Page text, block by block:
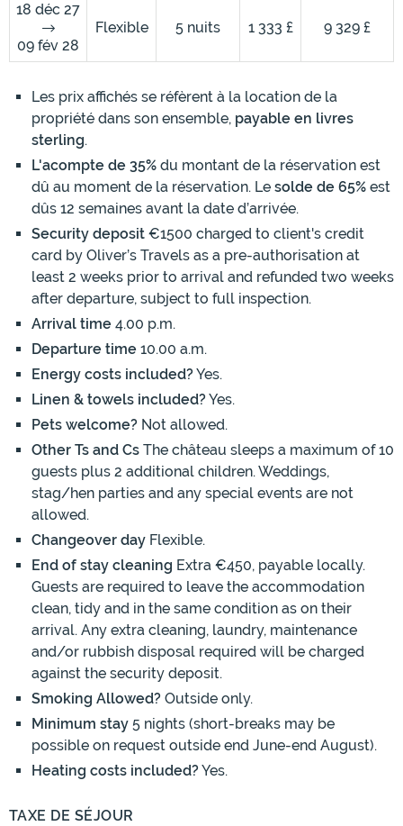
18 déc 27
09 fév 28
Flexible 5 nuits 1 333 £ 9 329 £
Les prix affichés se réfèrent à la location de la
propriété dans son ensemble, payable en livres
sterling.
L'acompte de 35% du montant de la réservation est
dû au moment de la réservation. Le solde de 65% est
dûs 12 semaines avant la date d’arrivée.
Security deposit €1500 charged to client's credit
card by Oliver’s Travels as a pre-authorisation at
least 2 weeks prior to arrival and refunded two weeks
after departure, subject to full inspection.
Arrival time 4.00 p.m.
Departure time 10.00 a.m.
Energy costs included?Yes.
Linen & towels included?Yes.
Pets welcome? Not allowed.
Other Ts and Cs The château sleeps a maximum of 10
guests plus 2 additional children. Weddings,
stag/hen parties and any special events are not
allowed.
Changeover day Flexible.
End of stay cleaning Extra €450, payable locally.
Guests are required to leave the accommodation
clean, tidy and in the same condition as on their
arrival. Any extra cleaning, laundry, maintenance
and/or rubbish disposal required will be charged
against the security deposit.
Smoking Allowed? Outside only.
Minimum stay 5 nights (short-breaks may be
possible on request outside end June-end August).
Heating costs included?Yes.
TAXE DE SÉJOUR